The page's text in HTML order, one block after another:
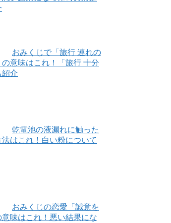
おみくじで「旅行 連れの
の意味はこれ！「旅行 十分
紹介
乾電池の液漏れに触った
はこれ！白い粉について
おみくじの恋愛「誠意を
味はこれ！悪い結果にな